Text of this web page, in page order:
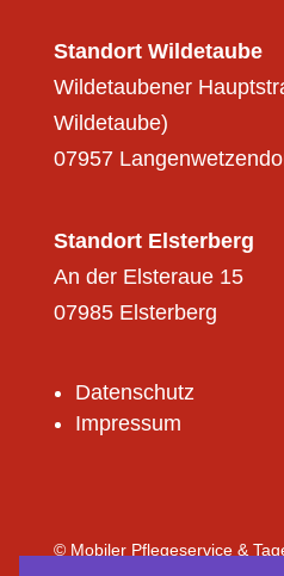
Standort Wildetaube
Wildetaubener
Wildetaube)
07957
Standort Elsterberg
An der Elsteraue 15
07985 Elsterberg
Datenschutz
Impressum
© Mobiler Pflegeservice &